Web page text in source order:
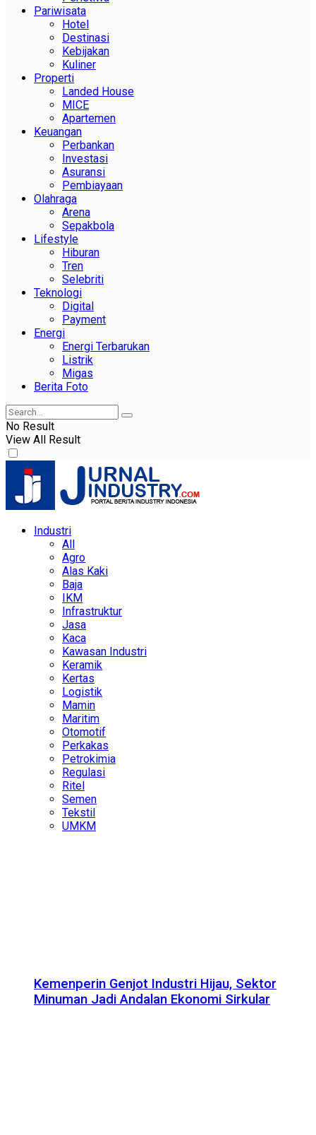
Pariwisata
Hotel
Destinasi
Kebijakan
Kuliner
Properti
Landed House
MICE
Apartemen
Keuangan
Perbankan
Investasi
Asuransi
Pembiayaan
Olahraga
Arena
Sepakbola
Lifestyle
Hiburan
Tren
Selebriti
Teknologi
Digital
Payment
Energi
Energi Terbarukan
Listrik
Migas
Berita Foto
No Result
View All Result
Industri
All
Agro
Alas Kaki
Baja
IKM
Infrastruktur
Jasa
Kaca
Kawasan Industri
Keramik
Kertas
Logistik
Mamin
Maritim
Otomotif
Perkakas
Petrokimia
Regulasi
Ritel
Semen
Tekstil
UMKM
Kemenperin Genjot Industri Hijau, Sektor
Minuman Jadi Andalan Ekonomi Sirkular